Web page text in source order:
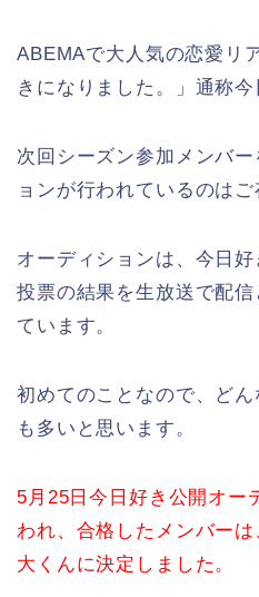
ABEMAで大人気の恋愛リ
きになりました。」通称今
次回シーズン参加メンバ
ョンが行われているのはご
オーディションは、今日
投票の結果を生放送で配
ています。
初めてのことなので、ど
も多いと思います。
5月25日今日好き公開オー
われ、合格したメンバー
大くんに決定しました。